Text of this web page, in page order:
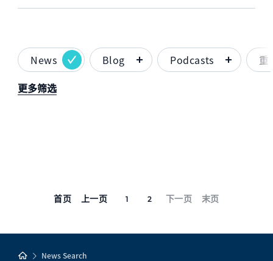
News Blog Podcasts
重
更多筛选
首页 上一页 1 2 下一页 末页
News Search